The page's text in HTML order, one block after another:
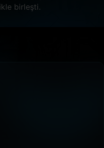
birleşti.